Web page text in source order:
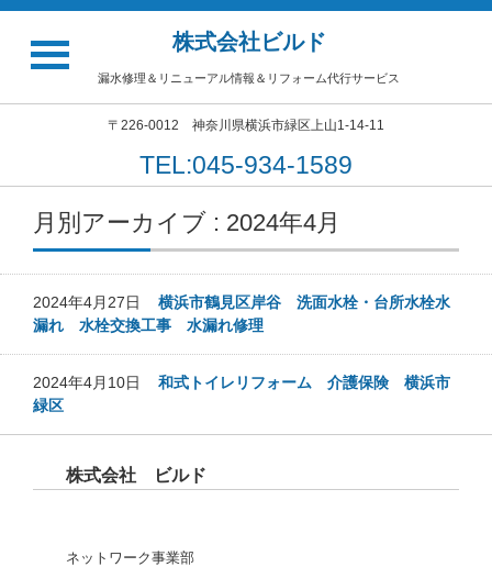
株式会社ビルド
漏水修理＆リニューアル情報＆リフォーム代行サービス
〒226-0012 神奈川県横浜市緑区上山1-14-11
TEL:045-934-1589
月別アーカイブ : 2024年4月
2024年4月27日 横浜市鶴見区岸谷 洗面水栓・台所水栓水
漏れ 水栓交換工事 水漏れ修理
2024年4月10日 和式トイレリフォーム 介護保険 横浜市
緑区
株式会社 ビルド
ネットワーク事業部